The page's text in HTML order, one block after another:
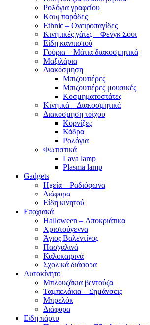
Ρολόγια γραφείου
Κουμπαράδες
Ethnic – Ονειροπαγίδες
Κινητικές γάτες – Φενγκ Σουι
Είδη κανπιστού
Γούρια – Μάτια διακοσμητικά
Μαξιλάρια
Διακόσμηση
Μπιζουτιέρες
Μπιζουτιέρες μουσικές
Κοσμηματοστάτες
Κινητκά – Διακοσμητικά
Διακόσμηση τοίχου
Κορνίζες
Κάδρα
Ρολόγια
Φωτιστικά
Lava lamp
Plasma lamp
Gadgets
Ηχεία – Ραδιόφωνα
Διάφορα
Είδη κινητού
Εποχιακά
Halloween – Αποκριάτικα
Χριστούγεννα
Άγιος Βαλεντίνος
Πασχαλινά
Καλοκαιρινά
Σχολικά διάφορα
Αυτοκίνητο
Μπλουζάκια βεντούζα
Ταμπελάκια – Σημάνσεις
Μπρελόκ
Διάφορα
Είδη πάρτυ